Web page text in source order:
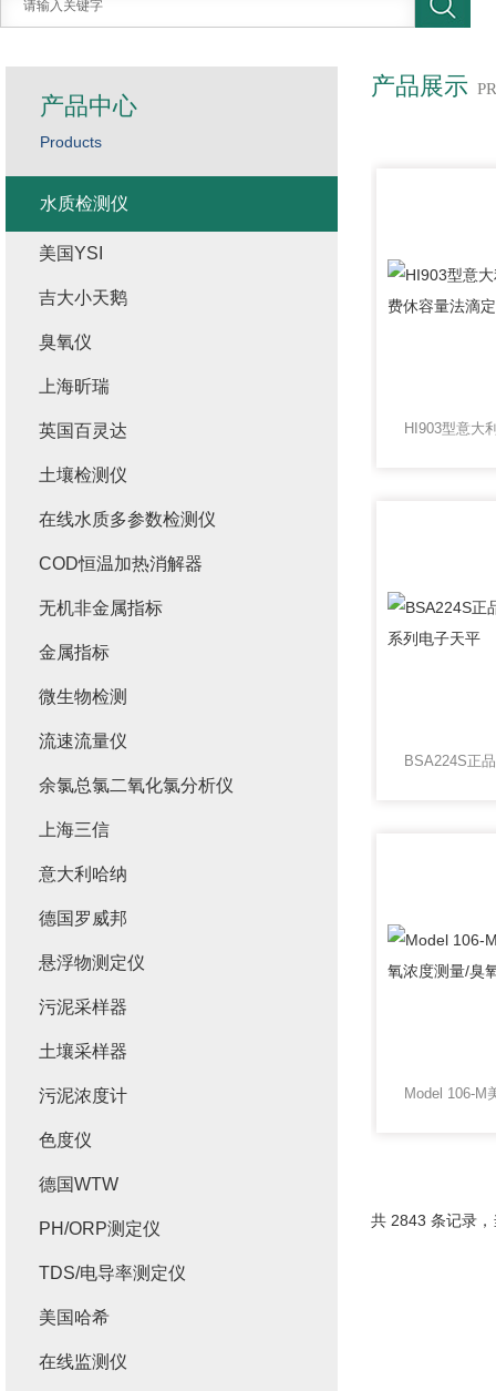
产品展示
共 2843 条记录
产品中心
Products
水质检测仪
美国YSI
吉大小天鹅
臭氧仪
上海昕瑞
英国百灵达
土壤检测仪
在线水质多参数检测仪
COD恒温加热消解器
无机非金属指标
金属指标
微生物检测
流速流量仪
余氯总氯二氧化氯分析仪
上海三信
意大利哈纳
德国罗威邦
悬浮物测定仪
污泥采样器
土壤采样器
污泥浓度计
色度仪
德国WTW
PH/ORP测定仪
TDS/电导率测定仪
美国哈希
在线监测仪